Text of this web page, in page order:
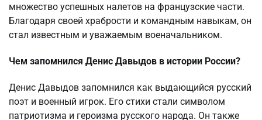
множество успешных налетов на французские части.
Благодаря своей храбрости и командным навыкам, он
стал известным и уважаемым военачальником.
Чем запомнился Денис Давыдов в истории России?
Денис Давыдов запомнился как выдающийся русский
поэт и военный игрок. Его стихи стали символом
патриотизма и героизма русского народа. Он также